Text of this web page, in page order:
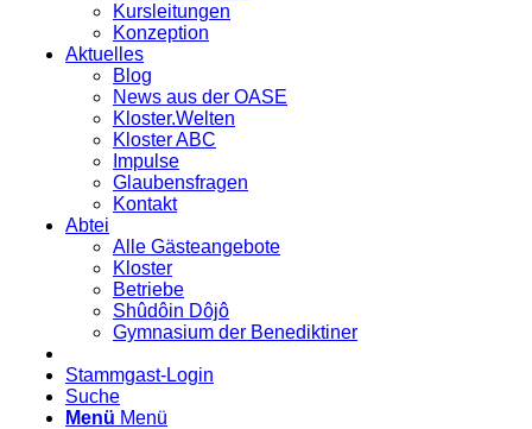
Kursleitungen
Konzeption
Aktuelles
Blog
News aus der OASE
Kloster.Welten
Kloster ABC
Impulse
Glaubensfragen
Kontakt
Abtei
Alle Gästeangebote
Kloster
Betriebe
Shûdôin Dôjô
Gymnasium der Benediktiner
Stammgast-Login
Suche
Menü Menü